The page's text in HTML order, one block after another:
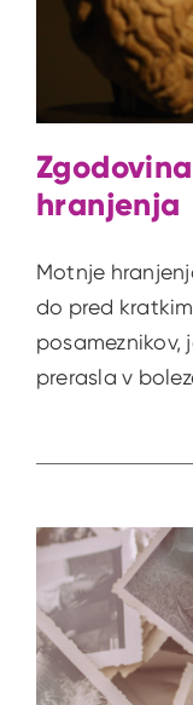
hranjenja
Motnje
do pred
posameznikov,
prerasla v